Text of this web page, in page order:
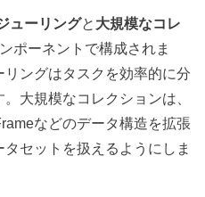
ューリングと 大規模なコレ
ポーネントで構成されま
ングはタスクを効率的に分
大規模なコレクションは、
などのデータ構造を拡張
セットを扱えるようにしま